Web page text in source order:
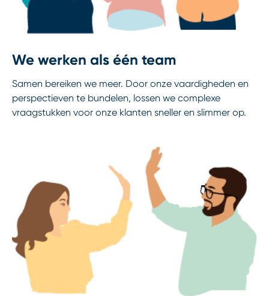
We werken als één team
Samen bereiken we meer. Door onze vaardigheden en
perspectieven te bundelen, lossen we complexe
vraagstukken voor onze klanten sneller en slimmer op.